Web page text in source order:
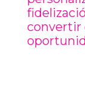
convertir